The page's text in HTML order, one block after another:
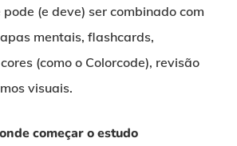
pode (e deve) ser combinado com
mentais, flashcards,
(como o Colorcode), revisão
visuais.
começar o estudo